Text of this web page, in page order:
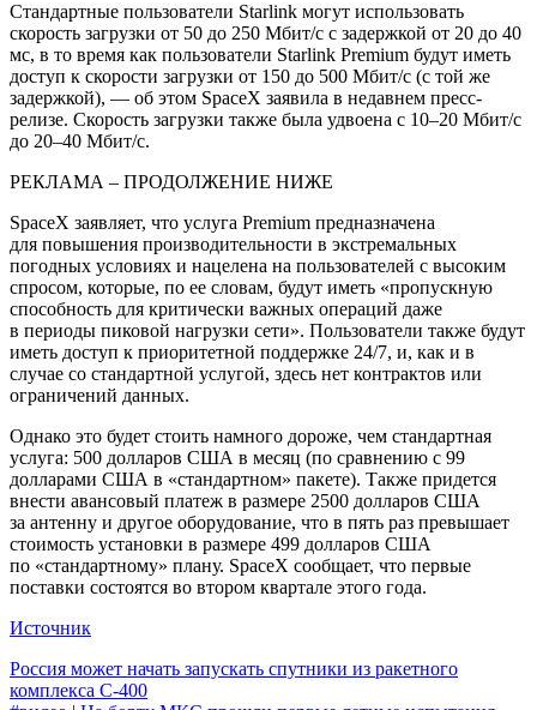
Стандартные пользователи Starlink могут использовать
скорость загрузки от 50 до 250 Мбит/с с задержкой от 20 до 40
мс, в то время как пользователи Starlink Premium будут иметь
доступ к скорости загрузки от 150 до 500 Мбит/с (с той же
задержкой), — об этом SpaceX заявила в недавнем пресс-
релизе. Скорость загрузки также была удвоена с 10–20 Мбит/с
до 20–40 Мбит/с.
РЕКЛАМА – ПРОДОЛЖЕНИЕ НИЖЕ
SpaceX заявляет, что услуга Premium предназначена
для повышения производительности в экстремальных
погодных условиях и нацелена на пользователей с высоким
спросом, которые, по ее словам, будут иметь «пропускную
способность для критически важных операций даже
в периоды пиковой нагрузки сети». Пользователи также будут
иметь доступ к приоритетной поддержке 24/7, и, как и в
случае со стандартной услугой, здесь нет контрактов или
ограничений данных.
Однако это будет стоить намного дороже, чем стандартная
услуга: 500 долларов США в месяц (по сравнению с 99
долларами США в «стандартном» пакете). Также придется
внести авансовый платеж в размере 2500 долларов США
за антенну и другое оборудование, что в пять раз превышает
стоимость установки в размере 499 долларов США
по «стандартному» плану. SpaceX сообщает, что первые
поставки состоятся во втором квартале этого года.
Источник
Навигация
Предыдущая
запись:
Россия может начать запускать спутники из ракетного
комплекса С-400